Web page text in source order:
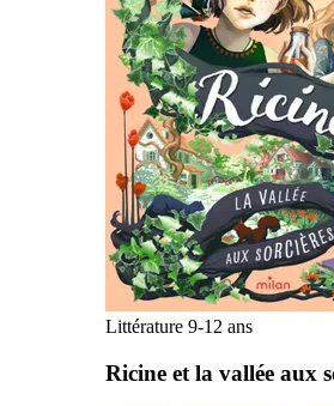
Littérature 9-12 ans
Ricine et la vallée aux